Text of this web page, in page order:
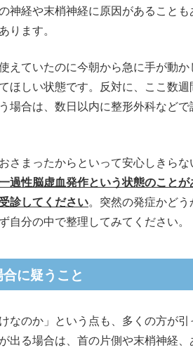
神経や末梢神経に原因があること
ります。
えていたのに今朝から急に手が動
ほしい状態です。反対に、ここ数週
場合は、数日以内に整形外科など
まったからといって安心しきらな
過性脳虚血発作という状態のこと
診してください。突然の発症かど
自分の中で整理してみてください。
に疑うこと
なのか」という点も、多くの方が
出る場合は、首の片側や末梢神経